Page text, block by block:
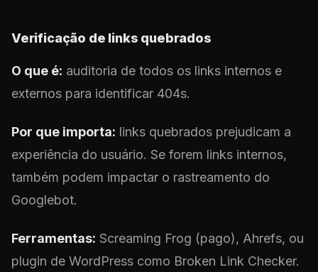
Verificação de links quebrados
O que é: auditoria de todos os links internos e
externos para identificar 404s.
Por que importa: links quebrados prejudicam a
experiência do usuário. Se forem links internos,
também podem impactar o rastreamento do
Googlebot.
Ferramentas: Screaming Frog (pago), Ahrefs, ou
plugin de WordPress como Broken Link Checker.